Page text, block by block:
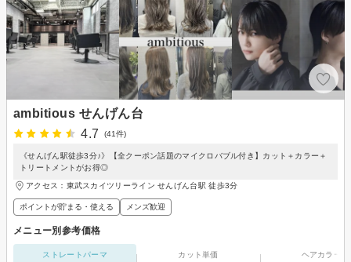
ambitious せんげん台
4.7
(41件)
《せんげん駅徒歩3分♪》【全クーポン話題のマイクロバブル付き】カット＋カラー＋
トリートメントがお得◎
アクセス：東武スカイツリーライン せんげん台駅 徒歩3分
ポイントが貯まる・使える メンズ歓迎
メニュー別参考価格
ストレートパーマ カット単価 ヘアカラー